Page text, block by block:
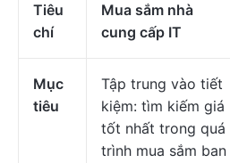
Tiêu
chí
Mua sắm nhà
cung cấp IT
Mục
tiêu
Tập trung vào tiết
kiệm: tìm kiếm giá
tốt nhất trong quá
trình mua sắm ban